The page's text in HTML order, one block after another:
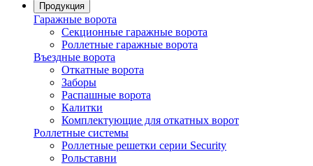
Продукция
Гаражные ворота
Секционные гаражные ворота
Роллетные гаражные ворота
Въездные ворота
Откатные ворота
Заборы
Распашные ворота
Калитки
Комплектующие для откатных ворот
Роллетные системы
Роллетные решетки серии Security
Рольставни